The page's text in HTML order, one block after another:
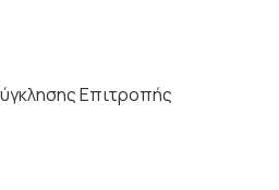
Επιτροπής